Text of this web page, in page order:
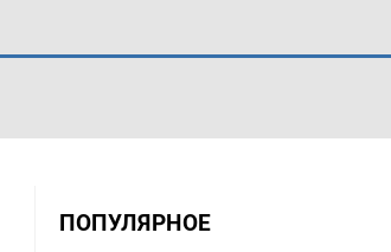
ПОПУЛЯРНОЕ